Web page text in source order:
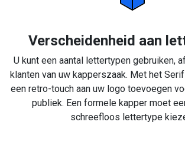
Verscheidenheid aan
U kunt een aantal lettertypen gebruiken,
klanten van uw kapperszaak. Met het
een retro-touch aan uw logo toevoegen
publiek. Een formele kapper moet
schreefloos lettertype